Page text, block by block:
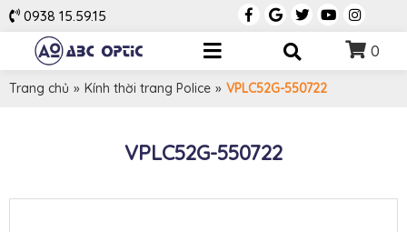
0938 15.59.15
0
Trang chủ » Kính thời trang Police » VPLC52G-550722
VPLC52G-550722